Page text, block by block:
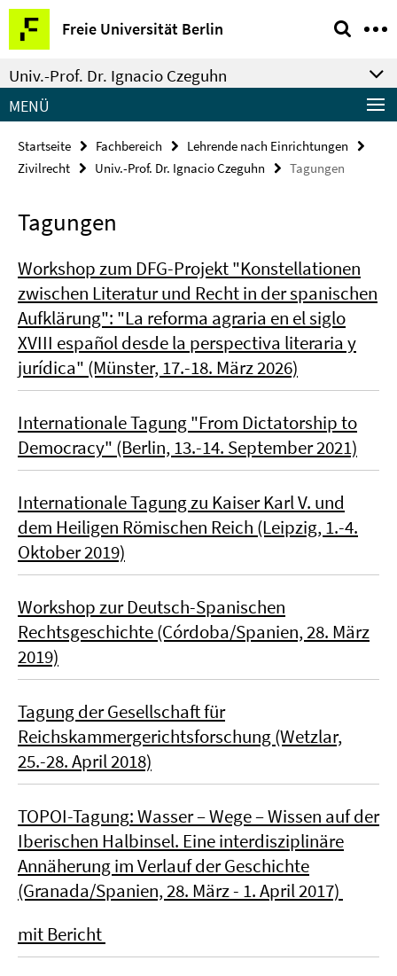
Springe
direkt
zu
Inhalt
Freie Universität Berlin
Service-
Navigation
Univ.-Prof. Dr. Ignacio Czeguhn
MENÜ
Startseite Fachbereich
Lehrende nach Einrichtungen
Zivilrecht
Univ.-Prof. Dr. Ignacio Czeguhn Tagungen
Tagungen
Workshop zum DFG-Projekt "Konstellationen
zwischen Literatur und Recht in der spanischen
Aufklärung": "La reforma agraria en el siglo
XVIII español desde la perspectiva literaria y
jurídica" (Münster, 17.-18. März 2026)
Internationale Tagung "From Dictatorship to
Democracy" (Berlin, 13.-14. September 2021)
Internationale Tagung zu Kaiser Karl V. und
dem Heiligen Römischen Reich (Leipzig, 1.-4.
Oktober 2019)
Workshop zur Deutsch-Spanischen
Rechtsgeschichte (Córdoba/Spanien, 28. März
2019)
Tagung der Gesellschaft für
Reichskammergerichtsforschung (Wetzlar,
25.-28. April 2018)
TOPOI-Tagung: Wasser – Wege – Wissen auf der
Iberischen Halbinsel. Eine interdisziplinäre
Annäherung im Verlauf der Geschichte
(Granada/Spanien, 28. März - 1. April 2017)
mit Bericht